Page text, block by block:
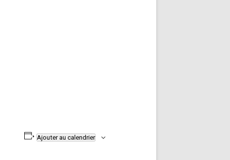
Ajouter au calendrier